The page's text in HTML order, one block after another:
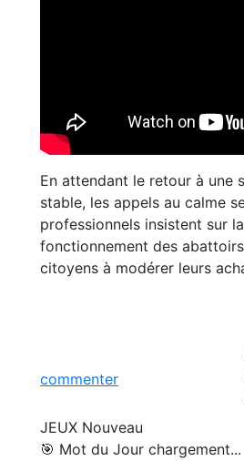
En attendant le retour à une
stable, les appels au calme
professionnels insistent sur
fonctionnement des
citoyens à modérer leurs
commenter
JEUX Nouveau
🎯 Mot du Jour chargement...